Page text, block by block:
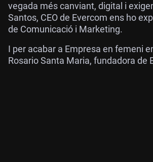
vegada més canviant, digital i
Santos, CEO de Evercom ens ho
de Comunicació i Marketing.
I per acabar a Empresa en femeni
Rosario Santa Maria, fundadora de